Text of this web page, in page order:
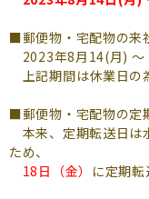
■郵便物・宅配物の来
2023年8月14(月) ～
上記期間は休業日の
■郵便物・宅配物の定
本来、定期転送日は
ため、
18日（金）
に定期転